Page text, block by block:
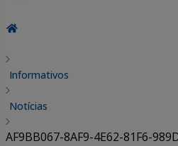
Informativos
Notícias
AF9BB067-8AF9-4E62-81F6-